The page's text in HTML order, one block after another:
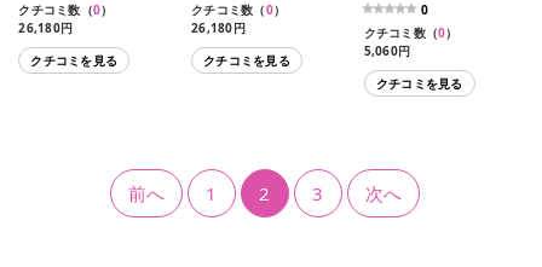
クチコミ数（0）
26,180円
クチコミを見る
クチコミ数（0）
26,180円
クチコミを見る
0
クチコミ数（0）
5,060円
クチコミを見る
前へ 1 2 3 次へ